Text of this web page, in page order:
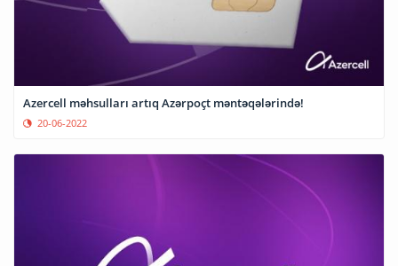
Azercell məhsulları artıq Azərpoçt məntəqələrində!
20-06-2022